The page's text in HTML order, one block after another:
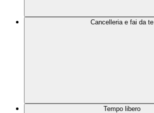
Cancelleria e fai da te
Tempo libero